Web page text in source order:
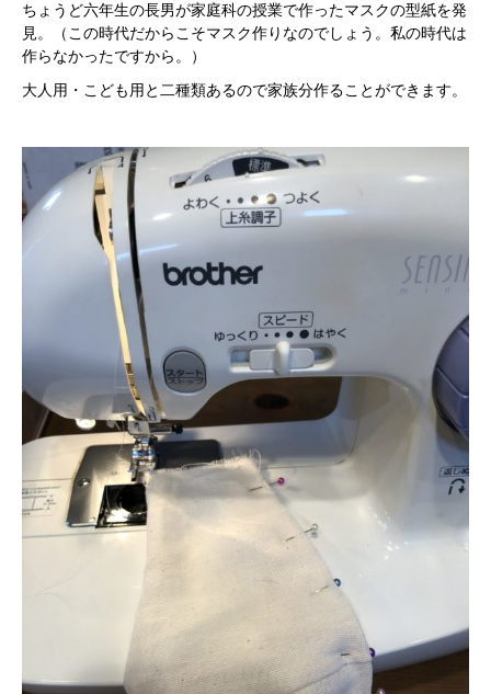
ちょうど六年生の長男が家庭科の授業で作ったマスクの型紙を発
見。（この時代だからこそマスク作りなのでしょう。私の時代は
作らなかったですから。）
大人用・こども用と二種類あるので家族分作ることができます。